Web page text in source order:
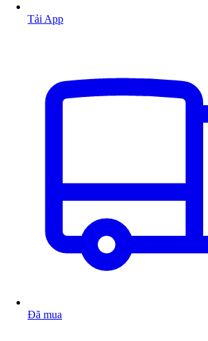
Tải App
Đã mua